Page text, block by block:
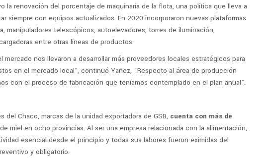
la renovación del porcentaje de maquinaria de la flota, una política que lleva a
siempre con equipos actualizados. En 2020 incorporaron nuevas plataformas
manipuladores telescópicos, autoelevadores, torres de iluminación,
entre otras líneas de productos.
mercado nos llevaron a desarrollar más proveedores locales estratégicos para
en el mercado local”, continuó Yañez, “Respecto al área de producción
con el proceso de fabricación que teníamos contemplado en el plan anual”.
del Chaco, marcas de la unidad exportadora de GSB, cuenta con más de
miel en ocho provincias. Al ser una empresa relacionada con la alimentación,
esencial desde el principio y todas sus labores fueron eximidas del
y obligatorio.